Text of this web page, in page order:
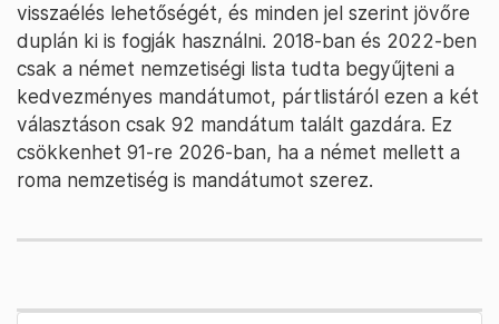
visszaélés lehetőségét, és minden jel szerint jövőre
duplán ki is fogják használni. 2018-ban és 2022-ben
csak a német nemzetiségi lista tudta begyűjteni a
kedvezményes mandátumot, pártlistáról ezen a két
választáson csak 92 mandátum talált gazdára. Ez
csökkenhet 91-re 2026-ban, ha a német mellett a
roma nemzetiség is mandátumot szerez.